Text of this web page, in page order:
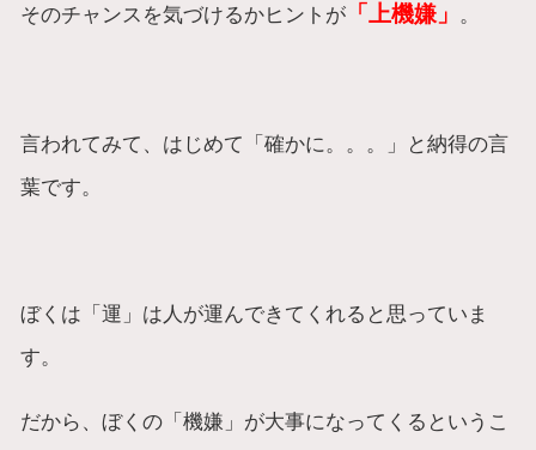
そのチャンスを気づけるかヒントが 「上機嫌」 。
言われてみて、はじめて「確かに。。。」と納得の言
葉です。
ぼくは「運」は人が運んできてくれると思っていま
す。
だから、ぼくの「機嫌」が大事になってくるというこ